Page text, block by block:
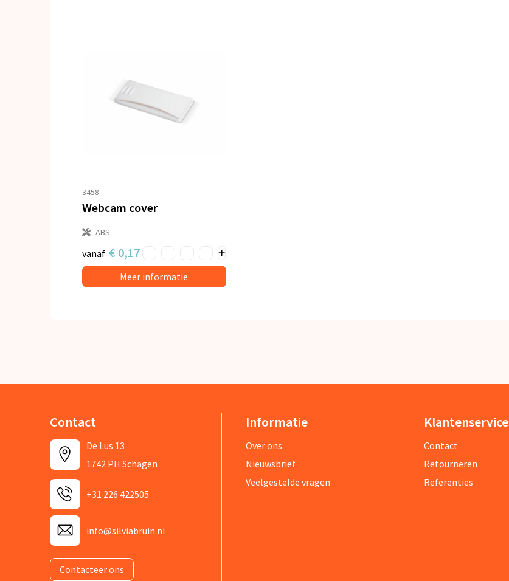
3458
Webcam cover
ABS
vanaf € 0,17
Meer informatie
Contact
De Lus 13
1742 PH Schagen
+31 226 422505
info@silviabruin.nl
Contacteer ons
Informatie
Over ons
Nieuwsbrief
Veelgestelde vragen
Klantenservice
Contact
Retourneren
Referenties